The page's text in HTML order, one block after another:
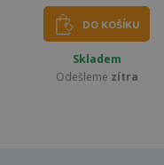
DO KOŠÍKU
Skladem
Odešleme zítra